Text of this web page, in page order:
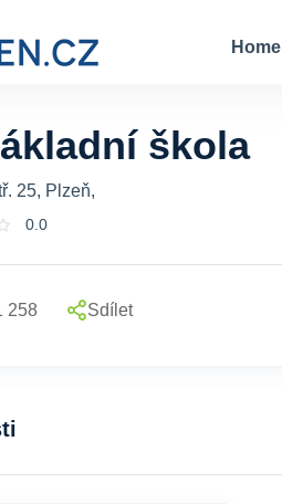
Home
škola
25, Plzeň,
0.0
258 Sdílet